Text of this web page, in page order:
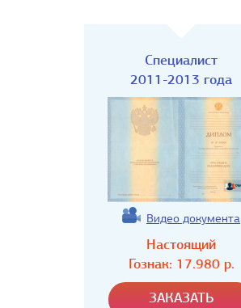
Специалист
2011-2013 года
Видео документа
Настоящий
Гознак: 17.980р.